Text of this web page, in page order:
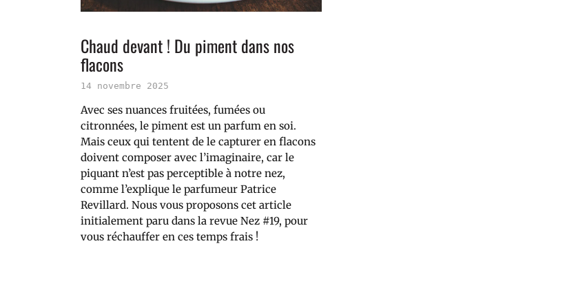
Chaud devant ! Du piment dans nos
flacons
14 novembre 2025
Avec ses nuances fruitées, fumées ou
citronnées, le piment est un parfum en soi.
Mais ceux qui tentent de le capturer en flacons
doivent composer avec l’imaginaire, car le
piquant n’est pas perceptible à notre nez,
comme l’explique le parfumeur Patrice
Revillard. Nous vous proposons cet article
initialement paru dans la revue Nez #19, pour
vous réchauffer en ces temps frais !